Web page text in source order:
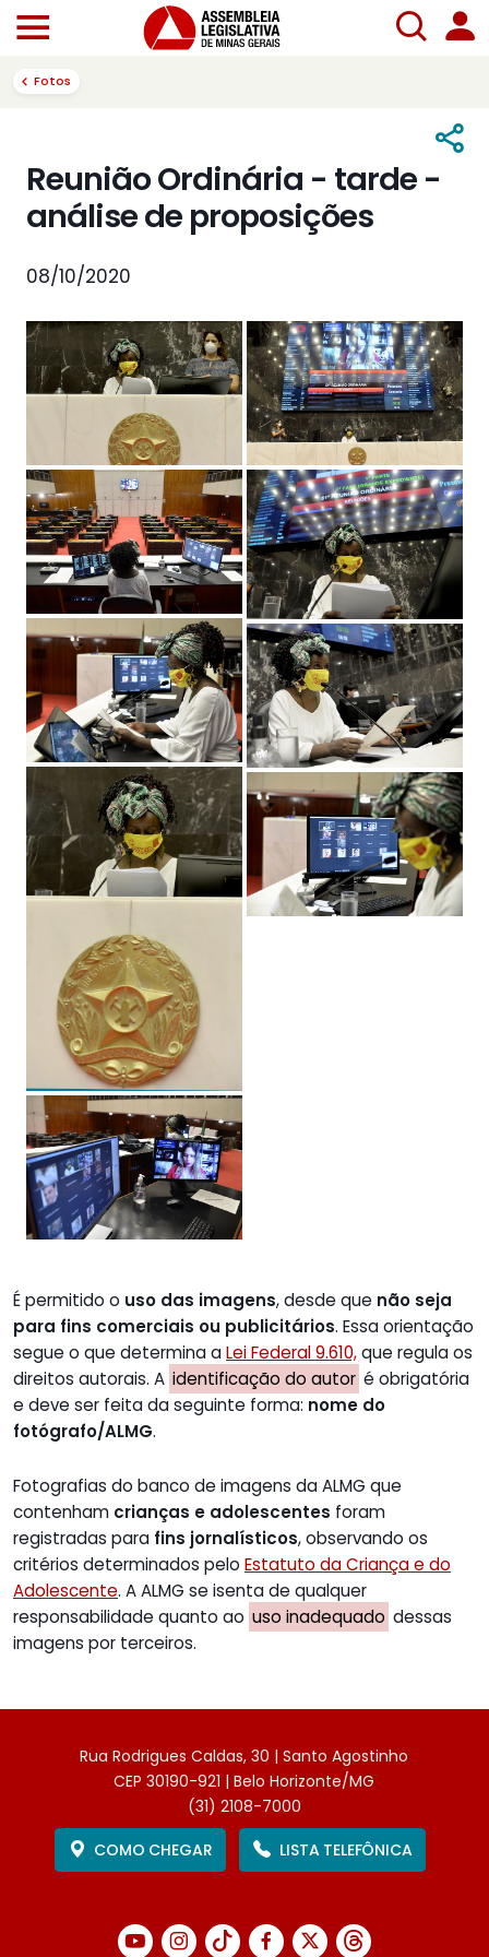
Fotos
Reunião Ordinária - tarde -
análise de proposições
08/10/2020
É permitido o uso das imagens, desde que não seja
para fins comerciais ou publicitários. Essa orientação
segue o que determina aLei Federal 9.610,que regula os
direitos autorais. A identificação do autor é obrigatória
e deve ser feita da seguinte forma: nome do
fotógrafo/ALMG.
Fotografias do banco de imagens da ALMG que
contenham crianças e adolescentes foram
registradas para fins jornalísticos, observando os
critérios determinados pelo Estatuto da Criança e do
Adolescente. A ALMG se isenta de qualquer
responsabilidade quanto ao uso inadequado dessas
imagens por terceiros.
Rua Rodrigues Caldas, 30 | Santo Agostinho
CEP 30190-921 | Belo Horizonte/MG
(31) 2108-7000
COMO CHEGAR
LISTA TELEFÔNICA